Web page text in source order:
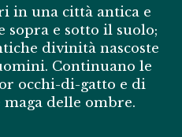
in una città antica e
sopra e sotto il suolo;
divinità nascoste
Continuano le
occhi-di-gatto e di
maga delle ombre.